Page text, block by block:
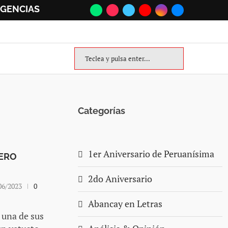
2023 0
de sus
Categorías
1er Aniversario de Peruanísima
2do Aniversario
Abancay en Letras